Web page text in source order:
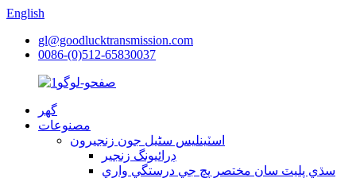
English
gl@goodlucktransmission.com
0086-(0)512-65830037
گھر
مصنوعات
اسٽينلیس سٹیل جون زنجيرون
ڊرائيونگ زنجير
سڌي پليٽ سان مختصر پچ جي درستگي واري